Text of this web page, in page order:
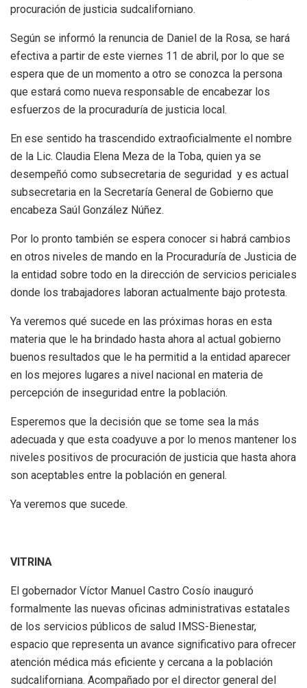
procuración de justicia sudcaliforniano.
Según se informó la renuncia de Daniel de la Rosa, se hará
efectiva a partir de este viernes 11 de abril, por lo que se
espera que de un momento a otro se conozca la persona
que estará como nueva responsable de encabezar los
esfuerzos de la procuraduría de justicia local.
En ese sentido ha trascendido extraoficialmente el nombre
de la Lic. Claudia Elena Meza de la Toba, quien ya se
desempeñó como subsecretaria de seguridad y es actual
subsecretaria en la Secretaría General de Gobierno que
encabeza Saúl González Núñez.
Por lo pronto también se espera conocer si habrá cambios
en otros niveles de mando en la Procuraduría de Justicia de
la entidad sobre todo en la dirección de servicios periciales
donde los trabajadores laboran actualmente bajo protesta.
Ya veremos qué sucede en las próximas horas en esta
materia que le ha brindado hasta ahora al actual gobierno
buenos resultados que le ha permitid a la entidad aparecer
en los mejores lugares a nivel nacional en materia de
percepción de inseguridad entre la población.
Esperemos que la decisión que se tome sea la más
adecuada y que esta coadyuve a por lo menos mantener los
niveles positivos de procuración de justicia que hasta ahora
son aceptables entre la población en general.
Ya veremos que sucede.
VITRINA
El gobernador Víctor Manuel Castro Cosío inauguró
formalmente las nuevas oficinas administrativas estatales
de los servicios públicos de salud IMSS-Bienestar,
espacio que representa un avance significativo para ofrecer
atención médica más eficiente y cercana a la población
sudcaliforniana. Acompañado por el director general del